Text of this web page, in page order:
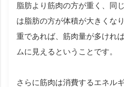
脂肪より筋肉の方が重く、同
は脂肪の方が体積が大きくな
重であれば、筋肉量が多けれ
ムに見えるということです。
さらに筋肉は消費するエネル